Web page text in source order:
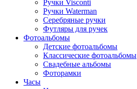
Ручки Visconti
Ручки Waterman
Серебряные ручки
Футляры для ручек
Фотоальбомы
Детские фотоальбомы
Классические фотоальбомы
Свадебные альбомы
Фоторамки
Часы